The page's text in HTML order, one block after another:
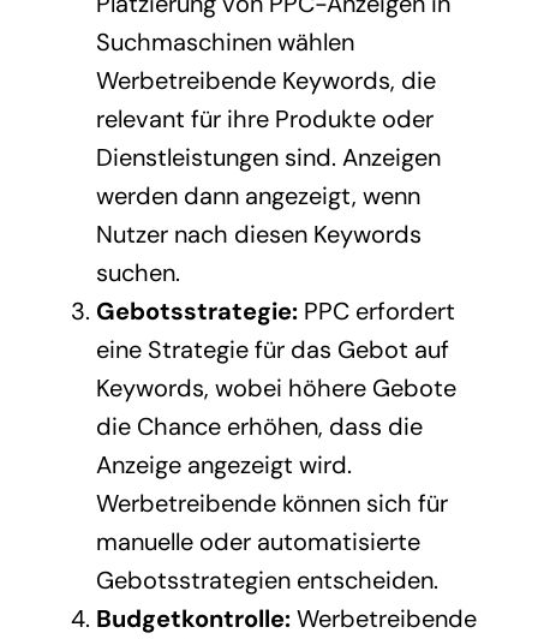
Suchmaschinen wählen
Werbetreibende Keywords, die
relevant für ihre Produkte oder
Dienstleistungen sind. Anzeigen
werden dann angezeigt, wenn
Nutzer nach diesen Keywords
suchen.
Gebotsstrategie: PPC erfordert
eine Strategie für das Gebot auf
Keywords, wobei höhere Gebote
die Chance erhöhen, dass die
Anzeige angezeigt wird.
Werbetreibende können sich für
manuelle oder automatisierte
Gebotsstrategien entscheiden.
Budgetkontrolle:Werbetreibende